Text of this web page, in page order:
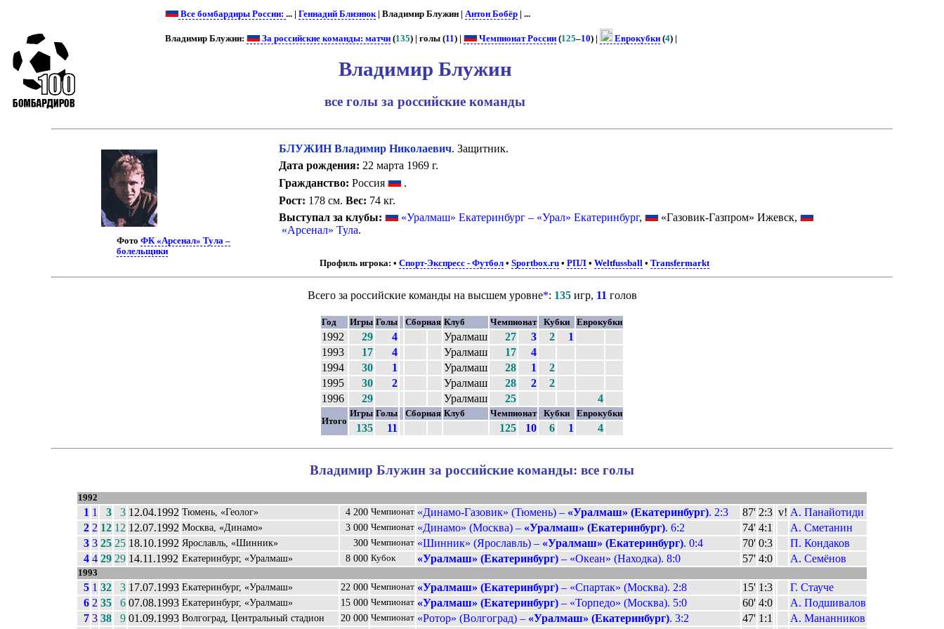
Все бомбардиры России:... |Геннадий Близнюк| Владимир Блужин |Антон Бобёр | ...
Владимир Блужин: За российские команды: матчи (135) | голы (11) | Чемпионат России (125–10) | Еврокубки (4) |
Владимир Блужин
все голы за российские команды
ФотоФК «Арсенал» Тула –
болельщики
БЛУЖИН Владимир Николаевич. Защитник.
Дата рождения: 22 марта 1969 г.
Гражданство: Россия
.
Рост: 178 см. Вес: 74 кг.
Выступал за клубы:
«Уралмаш» Екатеринбург – «Урал» Екатеринбург,
«Газовик-Газпром» Ижевск,
«Арсенал» Тула.
Профиль игрока: • Спорт-Экспресс - Футбол• Sportbox.ru• РПЛ• Weltfussball• Transfermarkt
Всего за российские команды на высшем уровне*: 135игр, 11 голов
Год Игры Голы Сборная Клуб Чемпионат Кубки Еврокубки
1992 29 4 Уралмаш 27 3 2
1
1993
17 4 Уралмаш 17
4
1994
30 1 Уралмаш 28 1
2
1995
30 2 Уралмаш 28 2
2
1996
29 Уралмаш 25 4
Итого
Игры Голы Сборная Клуб Чемпионат Кубки Еврокубки
135 11 125 10 6 1 4
Владимир Блужин за российские команды: все голы
1992
1 1 3 3 12.04.1992 Тюмень, «Геолог» 4 200 Чемпионат «Динамо-Газовик» (Тюмень) – «Уралмаш» (Екатеринбург). 2:3 87' 2:3 v! А. Панайотиди
2 2 12 12 12.07.1992 Москва, «Динамо» 3 000 Чемпионат «Динамо» (Москва) – «Уралмаш» (Екатеринбург). 6:2 74' 4:1
А. Сметанин
3 3 25 25 18.10.1992 Ярославль, «Шинник» 300 Чемпионат «Шинник» (Ярославль) – «Уралмаш» (Екатеринбург). 0:4 70' 0:3
П. Кондаков
4 4 29 29 14.11.1992 Екатеринбург, «Уралмаш» 8 000 Кубок «Уралмаш» (Екатеринбург) – «Океан» (Находка). 8:0 57' 4:0 А. Семёнов
1993
5 1 32 3 17.07.1993 Екатеринбург, «Уралмаш» 22 000 Чемпионат «Уралмаш» (Екатеринбург) – «Спартак» (Москва). 2:8 15' 1:3
Г. Стауче
6 2 35 6 07.08.1993 Екатеринбург, «Уралмаш» 15 000 Чемпионат «Уралмаш» (Екатеринбург) – «Торпедо» (Москва). 5:0 60' 4:0
А. Подшивалов
7 3 38 9 01.09.1993 Волгоград, Центральный стадион 20 000 Чемпионат «Ротор» (Волгоград) – «Уралмаш» (Екатеринбург). 3:2 47' 1:1
А. Мананников